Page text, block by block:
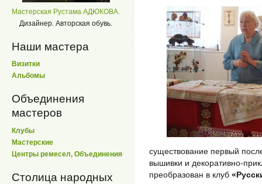
Мастерская Рустама АДЮКОВА.
Дизайнер. Авторская обувь.
Наши мастера
Визитки
Альбомы
Объединения
мастеров
Клубы
Мастерские
Центры ремесел, Объединения
Столица народных
существование первый
вышивки и декоративно-
преобразован в клуб